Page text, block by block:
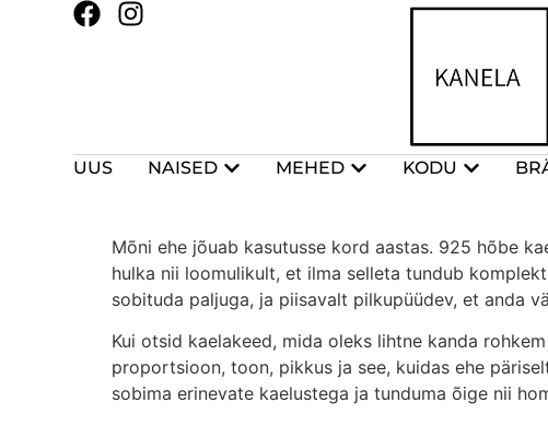
UUS NAISED MEHED KODU
Mõni ehe jõuab kasutusse kord aastas. 925 hõbe
hulka nii loomulikult, et ilma selleta tundub
sobituda paljuga, ja piisavalt pilkupüüdev, et anda
Kui otsid kaelakeed, mida oleks lihtne kanda
proportsioon, toon, pikkus ja see, kuidas ehe
sobima erinevate kaelustega ja tunduma õige nii